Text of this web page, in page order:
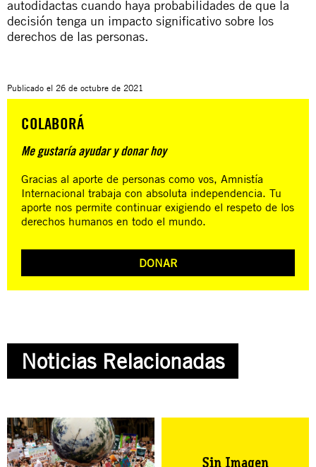
autodidactas cuando haya probabilidades de que la
decisión tenga un impacto significativo sobre los
derechos de las personas.
Publicado el 26 de octubre de 2021
COLABORÁ
Me gustaría ayudar y donar hoy
Gracias al aporte de personas como vos, Amnistía
Internacional trabaja con absoluta independencia. Tu
aporte nos permite continuar exigiendo el respeto de los
derechos humanos en todo el mundo.
DONAR
Noticias Relacionadas